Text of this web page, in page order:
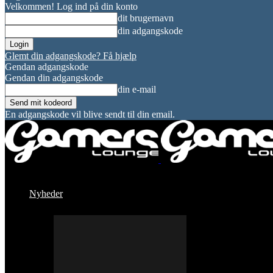
Velkommen! Log ind på din konto
dit brugernavn
din adgangskode
Glemt din adgangskode? Få hjælp
Gendan adgangskode
Gendan din adgangskode
din e-mail
En adgangskode vil blive sendt til din email.
Nyheder